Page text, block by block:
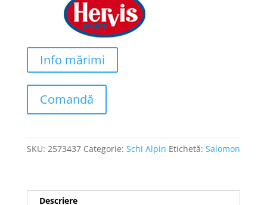
Info mărimi
Comandă
SKU: 2573437 Categorie: Schi Alpin Etichetă: Salomon
Descriere